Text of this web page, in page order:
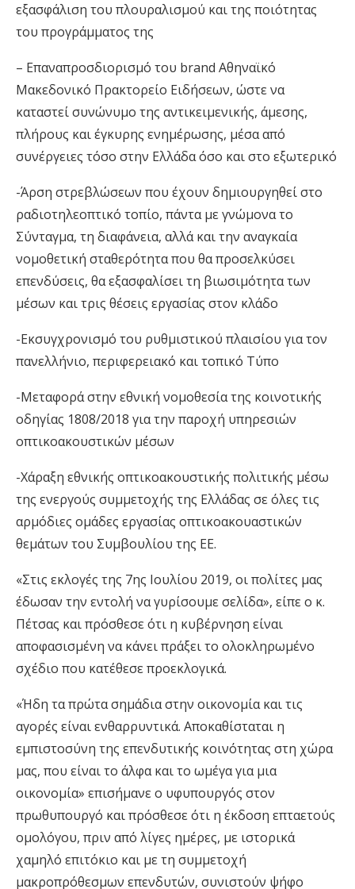
εξασφάλιση του πλουραλισμού και της ποιότητας
του προγράμματος της
– Επαναπροσδιορισμό του brand Αθηναϊκό
Μακεδονικό Πρακτορείο Ειδήσεων, ώστε να
καταστεί συνώνυμο της αντικειμενικής, άμεσης,
πλήρους και έγκυρης ενημέρωσης, μέσα από
συνέργειες τόσο στην Ελλάδα όσο και στο εξωτερικό
-Άρση στρεβλώσεων που έχουν δημιουργηθεί στο
ραδιοτηλεοπτικό τοπίο, πάντα με γνώμονα το
Σύνταγμα, τη διαφάνεια, αλλά και την αναγκαία
νομοθετική σταθερότητα που θα προσελκύσει
επενδύσεις, θα εξασφαλίσει τη βιωσιμότητα των
μέσων και τρις θέσεις εργασίας στον κλάδο
-Εκσυγχρονισμό του ρυθμιστικού πλαισίου για τον
πανελλήνιο, περιφερειακό και τοπικό Τύπο
-Μεταφορά στην εθνική νομοθεσία της κοινοτικής
οδηγίας 1808/2018 για την παροχή υπηρεσιών
οπτικοακουστικών μέσων
-Χάραξη εθνικής οπτικοακουστικής πολιτικής μέσω
της ενεργούς συμμετοχής της Ελλάδας σε όλες τις
αρμόδιες ομάδες εργασίας οπτικοακουαστικών
θεμάτων του Συμβουλίου της ΕΕ.
«Στις εκλογές της 7ης Ιουλίου 2019, οι πολίτες μας
έδωσαν την εντολή να γυρίσουμε σελίδα», είπε ο κ.
Πέτσας και πρόσθεσε ότι η κυβέρνηση είναι
αποφασισμένη να κάνει πράξει το ολοκληρωμένο
σχέδιο που κατέθεσε προεκλογικά.
«Ήδη τα πρώτα σημάδια στην οικονομία και τις
αγορές είναι ενθαρρυντικά. Αποκαθίσταται η
εμπιστοσύνη της επενδυτικής κοινότητας στη χώρα
μας, που είναι το άλφα και το ωμέγα για μια
οικονομία» επισήμανε ο υφυπουργός στον
πρωθυπουργό και πρόσθεσε ότι η έκδοση επταετούς
ομολόγου, πριν από λίγες ημέρες, με ιστορικά
χαμηλό επιτόκιο και με τη συμμετοχή
μακροπρόθεσμων επενδυτών, συνιστούν ψήφο